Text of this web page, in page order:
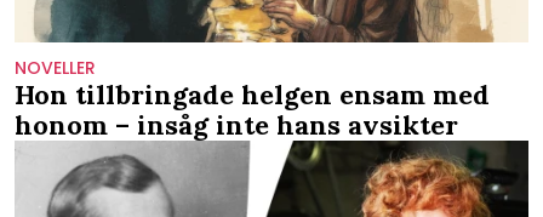
NOVELLER
Hon tillbringade helgen ensam med
honom – insåg inte hans avsikter